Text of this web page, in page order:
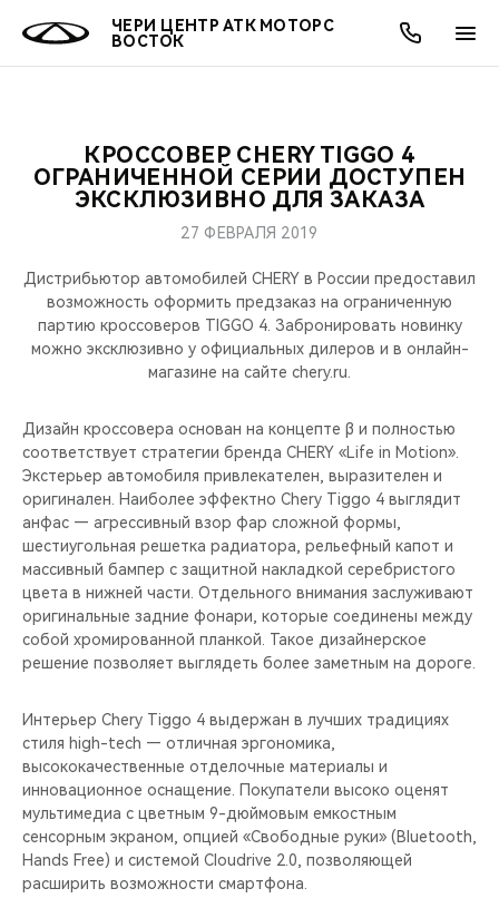
ЧЕРИ ЦЕНТР АТК МОТОРС
ВОСТОК
МОДЕЛИ
КРОССОВЕРЫ
СЕДАНЫ
НОВИНКИ
ПОКУПАТЕЛЯМ
КРЕДИТ И СТРАХОВАНИЕ
ВЛАДЕЛЬЦАМ
ЗАПЧАСТИ И АКСЕССУАРЫ
ПОДДЕРЖКА
МИР CHERY
О БРЕНДЕ
CHERY В СОЦСЕТЯХ
CHERY REMOTE
CHERY И СПОРТ
НАШИ МЕРОПРИЯТИЯ
ВИДЕООБЗОРЫ
CHERY ДЛЯ ДЕТЕЙ
АКЦИИ
ОНЛАЙН СЕРВИСЫ
КРЕДИТ
О КОМПАНИИ
МЫ В СОЦСЕТЯХ
КРОССОВЕР CHERY TIGGO 4
ОГРАНИЧЕННОЙ СЕРИИ ДОСТУПЕН
ЭКСКЛЮЗИВНО ДЛЯ ЗАКАЗА
27 ФЕВРАЛЯ 2019
Дистрибьютор автомобилей CHERY в России предоставил
возможность оформить предзаказ на ограниченную
партию кроссоверов TIGGO 4. Забронировать новинку
можно эксклюзивно у официальных дилеров и в онлайн-
магазине на сайте chery.ru.
Дизайн кроссовера основан на концепте β и полностью
соответствует стратегии бренда CHERY «Life in Motion».
Экстерьер автомобиля привлекателен, выразителен и
оригинален. Наиболее эффектно Chery Tiggo 4 выглядит
анфас — агрессивный взор фар сложной формы,
шестиугольная решетка радиатора, рельефный капот и
массивный бампер с защитной накладкой серебристого
цвета в нижней части. Отдельного внимания заслуживают
оригинальные задние фонари, которые соединены между
собой хромированной планкой. Такое дизайнерское
решение позволяет выглядеть более заметным на дороге.
Интерьер Chery Tiggo 4 выдержан в лучших традициях
стиля high-tech — отличная эргономика,
высококачественные отделочные материалы и
инновационное оснащение. Покупатели высоко оценят
мультимедиа с цветным 9-дюймовым емкостным
сенсорным экраном, опцией «Свободные руки» (Bluetooth,
Hands Free) и системой Cloudrive 2.0, позволяющей
расширить возможности смартфона.